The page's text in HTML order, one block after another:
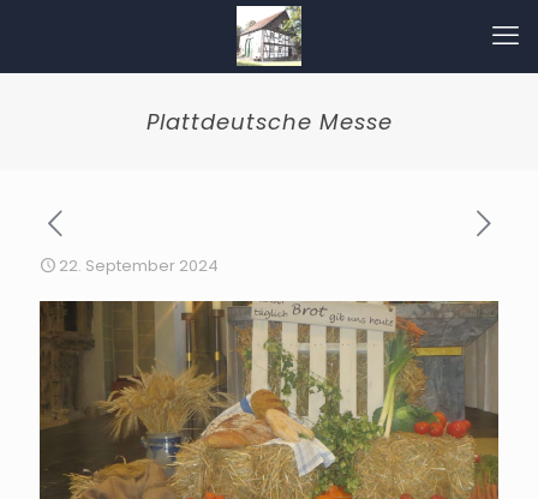
Plattdeutsche Messe
22. September 2024